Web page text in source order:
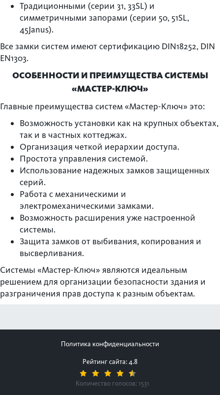
Традиционными (серии 31, 33SL) и
симметричными запорами (серии 50, 51SL,
45Janus).
Все замки систем имеют сертификацию DIN18252, DIN
EN1303.
ОСОБЕННОСТИ И ПРЕИМУЩЕСТВА СИСТЕМЫ
«МАСТЕР-КЛЮЧ»
Главные преимущества систем «Мастер-Ключ» это:
Возможность установки как на крупных объектах,
так и в частных коттеджах.
Организация четкой иерархии доступа.
Простота управления системой.
Использование надежных замков защищенных
серий.
Работа с механическими и
электромеханическими замками.
Возможность расширения уже настроенной
системы.
Защита замков от выбивания, копирования и
высверливания.
Системы «Мастер-Ключ» являются идеальным
решением для организации безопасности здания и
разграничения прав доступа к разным объектам.
Политика конфиденциальности
Рейтинг сайта: 4.8
Количество голосов: 1531